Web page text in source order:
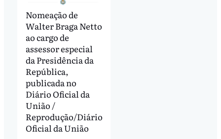
Nomeação de
Walter Braga Netto
ao cargo de
assessor especial
da Presidência da
República,
publicada no
Diário Oficial da
União /
Reprodução/Diário
Oficial da União